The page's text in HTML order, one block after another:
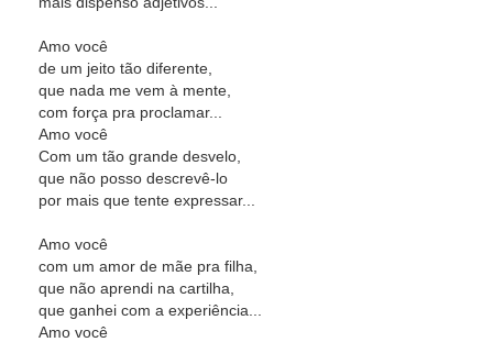
Amo você
de um jeito tão diferente,
que nada me vem à mente,
com força pra proclamar...
Amo você
Com um tão grande desvelo,
que não posso descrevê-lo
por mais que tente expressar...
Amo você
com um amor de mãe pra filha,
que não aprendi na cartilha,
que ganhei com a experiência...
Amo você